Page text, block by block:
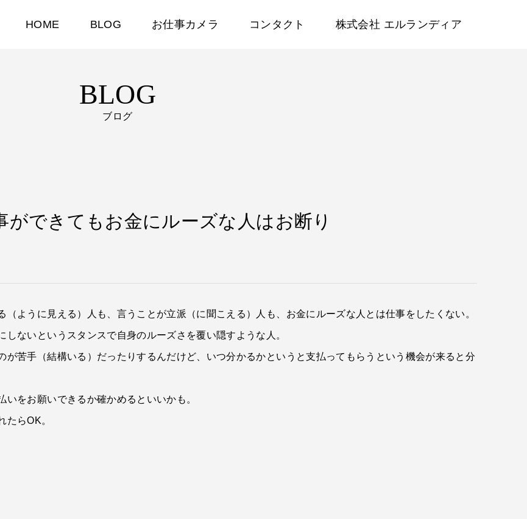
HOME BLOG お仕事カメラ コンタクト 株式会社 エルランディア
BLOG
ブログ
ができてもお金にルーズな人はお断り
ように見える）人も、言うことが立派（に聞こえる）人も、お金にルーズな人とは仕事をしたくない。
ないというスタンスで自身のルーズさを覆い隠すような人。
苦手（結構いる）だったりするんだけど、いつ分かるかというと支払ってもらうという機会が来ると分
をお願いできるか確かめるといいかも。
たらOK。